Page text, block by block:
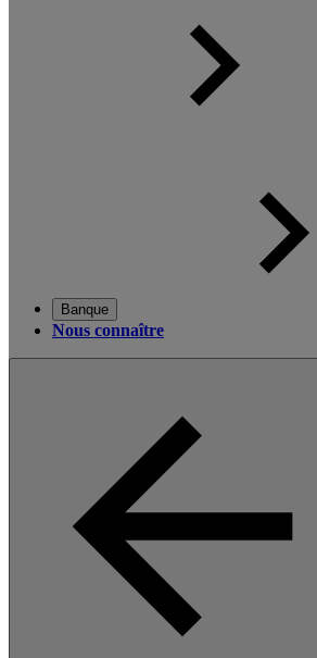
Banque
Nous connaître